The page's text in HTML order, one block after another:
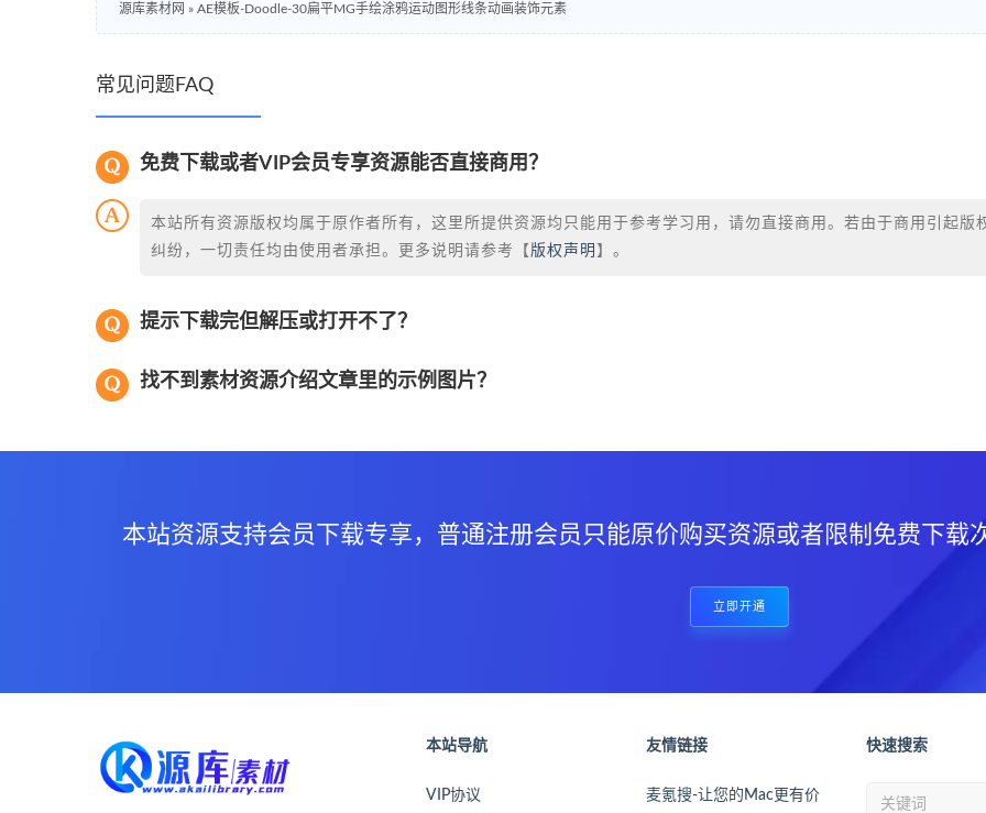
源库素材网 » AE模板-Doodle-30扁平MG手绘涂鸦运动图形线条动画装饰元素
常见问题FAQ
免费下载或者VIP会员专享资源能否直接商用？
本站所有资源版权均属于原作者所有，这里所提供资源均只能用于参考学习用，请勿直接商用。若由于商用引起版
纠纷，一切责任均由使用者承担。更多说明请参考【 版权声明 】。
提示下载完但解压或打开不了？
找不到素材资源介绍文章里的示例图片？
本站资源支持会员下载专享，普通注册会员只能原价购买资源或者限制免费下载
立即开通
本站导航
VIP协议
友情链接
麦氪搜-让您的Mac更有价
快速搜索